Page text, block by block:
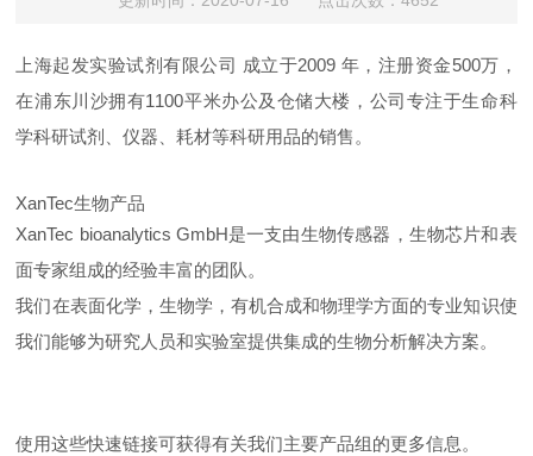
上海起发实验试剂有限公司 成立于2009 年，注册资金500万，
在浦东川沙拥有1100平米办公及仓储大楼，公司专注于生命科
学科研试剂、仪器、耗材等科研用品的销售。
XanTec生物产品
XanTec bioanalytics GmbH是一支由生物传感器，生物芯片和表
面专家组成的经验丰富的团队。
我们在表面化学，生物学，有机合成和物理学方面的专业知识使
我们能够为研究人员和实验室提供集成的生物分析解决方案。
使用这些快速链接可获得有关我们主要产品组的更多信息。